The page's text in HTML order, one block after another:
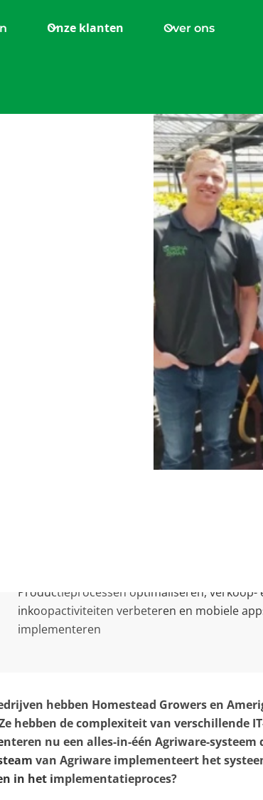
Onze klanten Over ons
Productieprocessen optimaliseren, verkoop-
inkoopactiviteiten verbeteren en mobiele
implementeren
hebben Homestead Growers en
hebben de complexiteit van verschillende
nu een alles-in-één Agriware-
van Agriware implementeert het
in het implementatieproces?